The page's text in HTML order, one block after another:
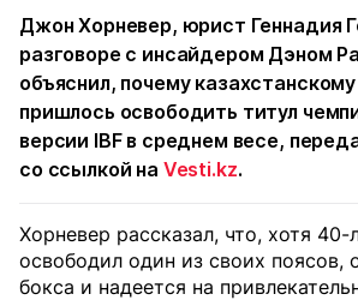
Джон Хорневер, юрист Геннадия
разговоре с инсайдером Дэном
объяснил, почему
пришлось освободить титул
версии IBF в среднем весе,
со ссылкой на Vesti.kz.
Хорневер рассказал, что, хотя 40-
освободил один из своих поясов,
бокса и надеется на